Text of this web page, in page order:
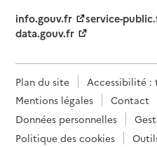
info.gouv.fr
service-
data.gouv.fr
Plan du site
Accessibilité
Mentions légales
Contact
Données personnelles
Politique des cookies